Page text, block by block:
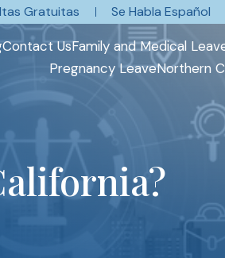
Gratuitas Se Habla Español
Contact UsFamily and Medical
Pregnancy LeaveNorthern